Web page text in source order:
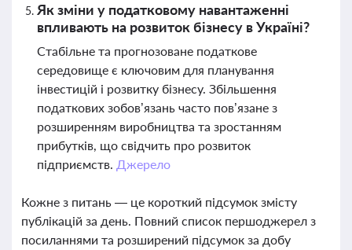
Як зміни у податковому навантаженні
впливають на розвиток бізнесу в Україні?
Стабільне та прогнозоване податкове
середовище є ключовим для планування
інвестицій і розвитку бізнесу. Збільшення
податкових зобов’язань часто пов’язане з
розширенням виробництва та зростанням
прибутків, що свідчить про розвиток
підприємств. Джерело
Кожне з питань — це короткий підсумок змісту
публікацій за день. Повний список першоджерел з
посиланнями та розширений підсумок за добу